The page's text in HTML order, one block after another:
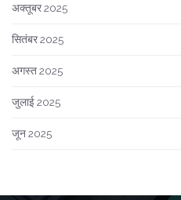
अक्तूबर 2025
सितंबर 2025
अगस्त 2025
जुलाई 2025
जून 2025